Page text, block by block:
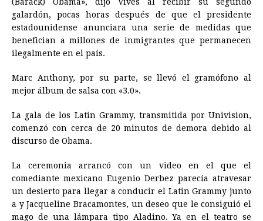
(Barack) Obama», dijo Vives al recibir su segundo
galardón, pocas horas después de que el presidente
estadounidense anunciara una serie de medidas que
benefician a millones de inmigrantes que permanecen
ilegalmente en el país.
Marc Anthony, por su parte, se llevó el gramófono al
mejor álbum de salsa con «3.0».
La gala de los Latin Grammy, transmitida por Univision,
comenzó con cerca de 20 minutos de demora debido al
discurso de Obama.
La ceremonia arrancó con un video en el que el
comediante mexicano Eugenio Derbez parecía atravesar
un desierto para llegar a conducir el Latin Grammy junto
a y Jacqueline Bracamontes, un deseo que le consiguió el
mago de una lámpara tipo Aladino. Ya en el teatro se